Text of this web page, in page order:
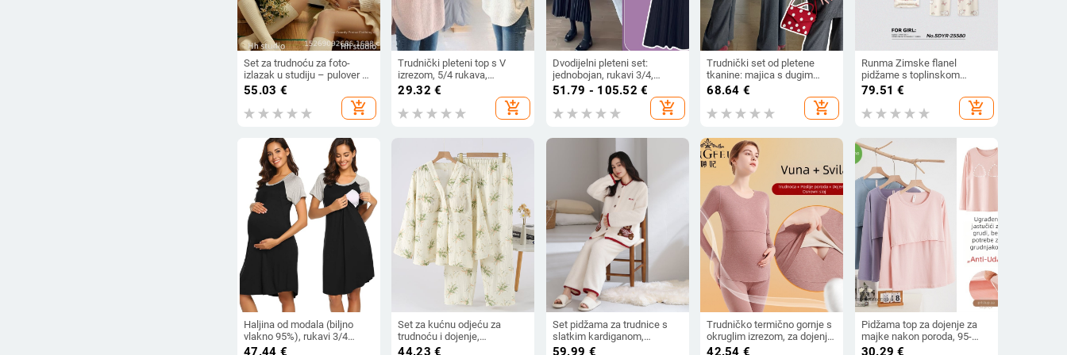
Set za trudnoću za foto-
izlazak u studiju – pulover s
dugim rukavima, poliester,
udio poliester 50–70%, izlaz
jeseni 2024, stil svježe i
55.03 €
add_shopping_cart
Trudnički pleteni top s V
izrezom, 5/4 rukava,
spandex mješavina,
japansko-korejski ležerni stil
29.32 €
add_shopping_cart
Dvodijelni pleteni set:
jednobojan, rukavi 3/4,
najlon materijal 95%+
51.79 - 105.52 €
add_shopping_cart
Trudnički set od pletene
tkanine: majica s dugim
rukavima i široke hlače,
dvodjelni set, 2025 proljeće-
jesen, japansko-korejski
68.64 €
add_shopping_cart
Runma Zimske flanel
pidžame s toplinskom
skladištenjem za razdoblje
poslije poroda – ženske
kućne pidžame s dugim
rukavima i crtić motivom
79.51 €
add_shopping_cart
Haljina od modala (biljno
vlakno 95%), rukavi 3/4
dužine, gustoća tkanine
47.44 €
Set za kućnu odjeću za
trudnoću i dojenje,
pastoralnog stila, 100%
44.23 €
Set pidžama za trudnice s
slatkim kardiganom,
podesiva i topla - polu velur,
59.99 €
Trudničko termično gornje s
okruglim izrezom, za dojenje,
zimski komplet s hlačama —
42.54 €
Pidžama top za dojenje za
majke nakon poroda, 95-
100% pamuka, s umetcima
30.29 €